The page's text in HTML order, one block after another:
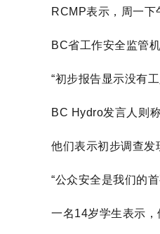
RCMP表示，周一下
BC省工作安全监管
“初步报告显示没有
BC Hydro发言人则
他们表示初步调查发
“公众安全是我们的
一名14岁学生表示，